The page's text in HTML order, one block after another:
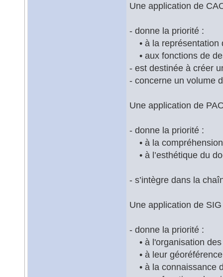
Une application de
- donne la priorité :
• à la représentation
• aux fonctions de
- est destinée à créer
- concerne un volume
Une application de
- donne la priorité :
• à la compréhension
• à l’esthétique du
- s’intègre dans la
Une application de
- donne la priorité :
• à l'organisation
• à leur
• à la connaissance